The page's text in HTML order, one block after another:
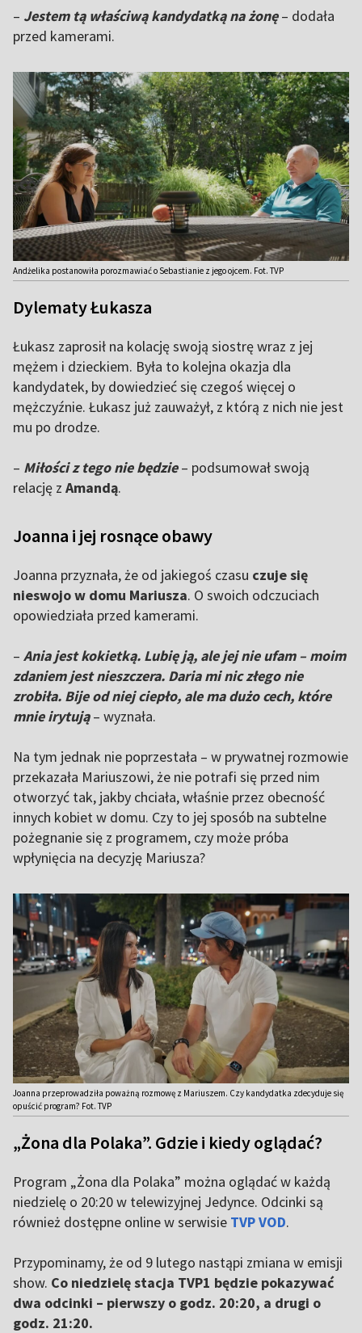
– Jestem tą właściwą kandydatką na żonę– dodała
przed kamerami.
Andżelika postanowiła porozmawiać o Sebastianie z jego ojcem. Fot. TVP
Dylematy Łukasza
Łukasz zaprosił na kolację swoją siostrę wraz z jej
mężem i dzieckiem. Była to kolejna okazja dla
kandydatek, by dowiedzieć się czegoś więcej o
mężczyźnie. Łukasz już zauważył, z którą z nich nie jest
mu po drodze.
– Miłości z tego nie będzie– podsumował swoją
relację z Amandą.
Joanna i jej rosnące obawy
Joanna przyznała, że od jakiegoś czasu czuje się
nieswojo w domu Mariusza. O swoich odczuciach
opowiedziała przed kamerami.
– Ania jest kokietką. Lubię ją, ale jej nie ufam – moim
zdaniem jest nieszczera. Daria mi nic złego nie
zrobiła. Bije od niej ciepło, ale ma dużo cech, które
mnie irytują– wyznała.
Na tym jednak nie poprzestała – w prywatnej rozmowie
przekazała Mariuszowi, że nie potrafi się przed nim
otworzyć tak, jakby chciała, właśnie przez obecność
innych kobiet w domu. Czy to jej sposób na subtelne
pożegnanie się z programem, czy może próba
wpłynięcia na decyzję Mariusza?
Joanna przeprowadziła poważną rozmowę z Mariuszem. Czy kandydatka zdecyduje się
opuścić program? Fot. TVP
„Żona dla Polaka”. Gdzie i kiedy oglądać?
Program „Żona dla Polaka” można oglądać w każdą
niedzielę o 20:20 w telewizyjnej Jedynce. Odcinki są
również dostępne online w serwisie TVP VOD.
Przypominamy, że od 9 lutego nastąpi zmiana w emisji
show. Co niedzielę stacja TVP1 będzie pokazywać
dwa odcinki – pierwszy o godz. 20:20, a drugi o
godz. 21:20.